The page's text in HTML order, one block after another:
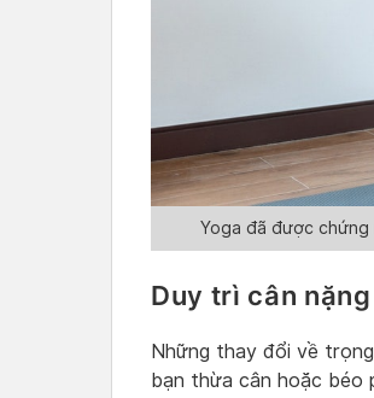
Yoga đã được
Duy trì cân
Những thay đổi về
bạn thừa cân hoặc béo